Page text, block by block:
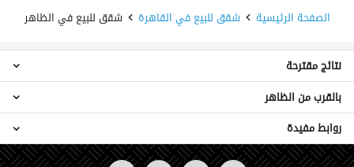
الصفحة الرئيسية
شقق للبيع في القاهرة شقق للبيع في الظاهر
شقق 2 غرفة نوم للبيع في الظاهر
شقق 3 غرف نوم للبيع في الظاهر
أراضي للبيع في الظاهر
عقارات للبيع في الظاهر
نتائج مقترحة
شقق للبيع في وسط القاهرة
شقق للبيع في قصر النيل
بالقرب من الظاهر
شقق للايجار في الظاهر
روابط مفيدة